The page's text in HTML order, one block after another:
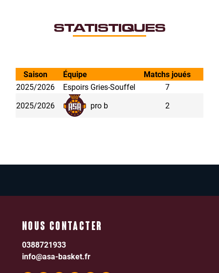
STATISTIQUES
Saison Équipe Matchs joués
2025/2026
Espoirs Gries-Souffel
7
2025/2026
pro b 2
NOUS CONTACTER
0388721933
info@asa-basket.fr